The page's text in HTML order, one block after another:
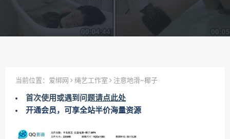
当前位置： 爱绑网 绳艺工作室 注意地滑~椰子
首次使用或遇到问题请点此处
开通会员，可享全站半价海量资源